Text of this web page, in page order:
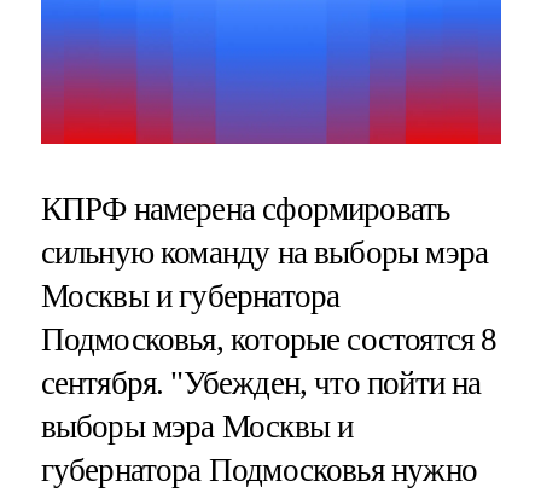
КПРФ намерена сформировать
сильную команду на выборы мэра
Москвы и губернатора
Подмосковья, которые состоятся 8
сентября. "Убежден, что пойти на
выборы мэра Москвы и
губернатора Подмосковья нужно